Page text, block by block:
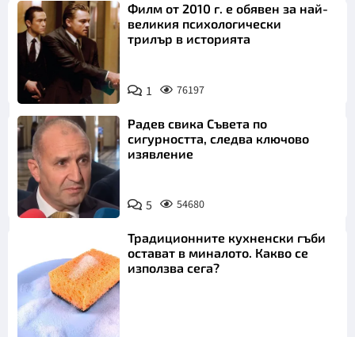
Филм от 2010 г. е обявен за най-
великия психологически
трилър в историята
1 76197
Радев свика Съвета по
сигурността, следва ключово
изявление
5 54680
Традиционните кухненски гъби
остават в миналото. Какво се
използва сега?